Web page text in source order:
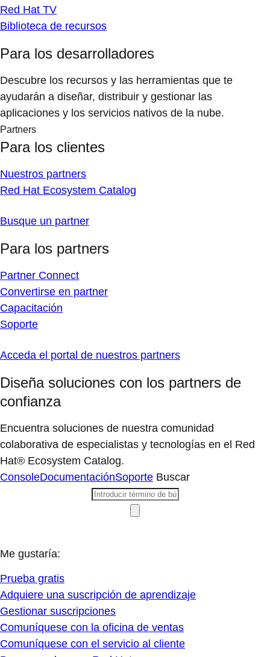
Red Hat TV
Biblioteca de recursos
Para los desarrolladores
Descubre los recursos y las herramientas que te
ayudarán a diseñar, distribuir y gestionar las
aplicaciones y los servicios nativos de la nube.
Partners
Para los clientes
Nuestros partners
Red Hat Ecosystem Catalog
Busque un partner
Para los partners
Partner Connect
Convertirse en partner
Capacitación
Soporte
Acceda el portal de nuestros partners
Diseña soluciones con los partners de
confianza
Encuentra soluciones de nuestra comunidad
colaborativa de especialistas y tecnologías en el Red
Hat® Ecosystem Catalog.
ConsoleDocumentaciónSoporte Buscar
Me gustaría:
Prueba gratis
Adquiere una suscripción de aprendizaje
Gestionar suscripciones
Comuníquese con la oficina de ventas
Comuníquese con el servicio al cliente